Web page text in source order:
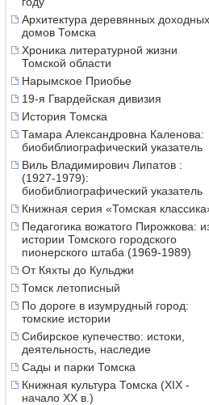
Архитектура деревянных доходных
домов Томска
Хроника литературной жизни
Томской области
Нарымское Приобье
19-я Гвардейская дивизия
История Томска
Тамара Александровна Каленова:
биобиблиографический указатель
Виль Владимирович Липатов :
(1927-1979):
биобиблиографический указатель
Книжная серия «Томская
Педагогика вожатого Пирожкова:
истории Томского городского
пионерского штаба (1969-1989)
От Кяхты до Кульджи
Томск летописный
По дороге в изумрудный город:
томские истории
Сибирское купечество: истоки,
деятельность, наследие
Сады и парки Томска
Книжная культура Томска (XIX -
начало XX в.)